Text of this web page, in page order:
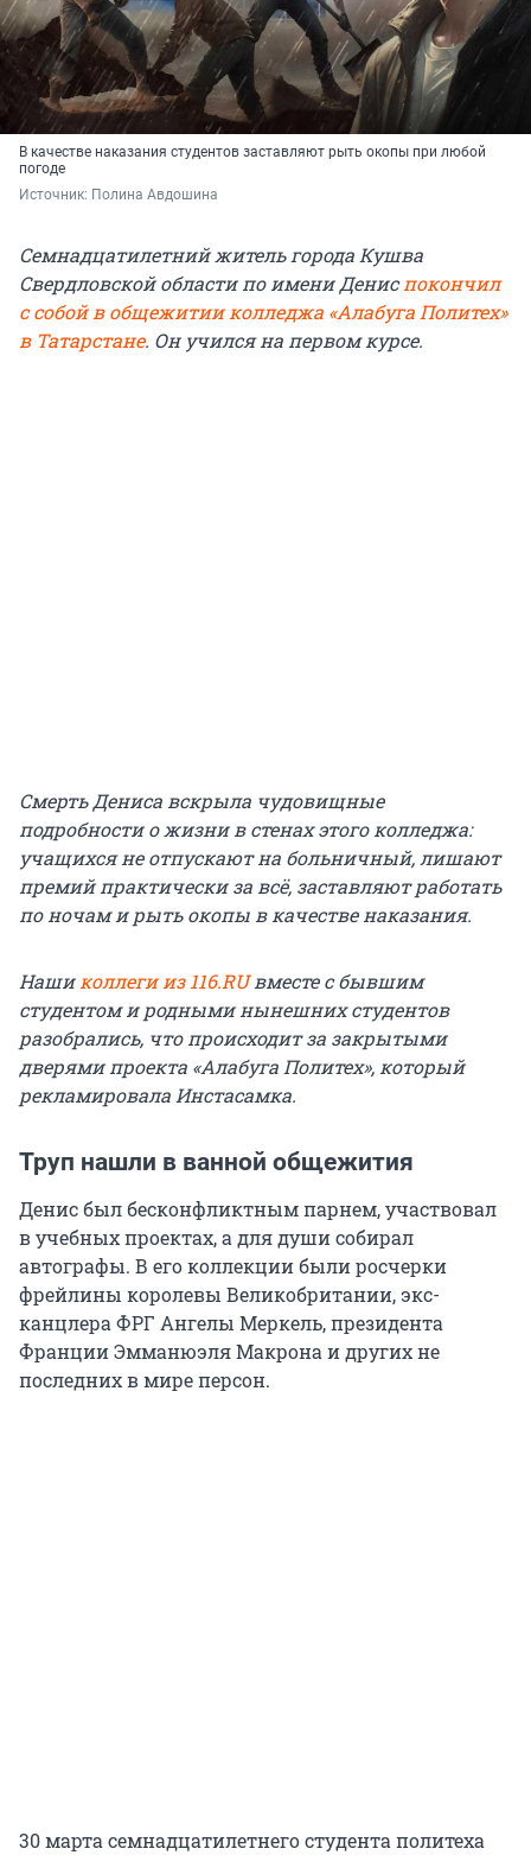
В качестве наказания студентов заставляют рыть окопы при любой
погоде
Источник: Полина Авдошина
Семнадцатилетний житель города Кушва
Свердловской области по имени Дениспокончил
с собой в общежитии колледжа «Алабуга Политех»
в Татарстане. Он учился на первом курсе.
Смерть Дениса вскрыла чудовищные
подробности о жизни в стенах этого колледжа:
учащихся не отпускают на больничный, лишают
премий практически за всё, заставляют работать
по ночам и рыть окопы в качестве наказания.
Нашиколлеги из 116.RUвместе с бывшим
студентом и родными нынешних студентов
разобрались, что происходит за закрытыми
дверями проекта «Алабуга Политех», который
рекламировала Инстасамка.
Труп нашли в ванной общежития
Денис был бесконфликтным парнем, участвовал
в учебных проектах, а для души собирал
автографы. В его коллекции были росчерки
фрейлины королевы Великобритании, экс-
канцлера ФРГ Ангелы Меркель, президента
Франции Эмманюэля Макрона и других не
последних в мире персон.
30 марта семнадцатилетнего студента политеха